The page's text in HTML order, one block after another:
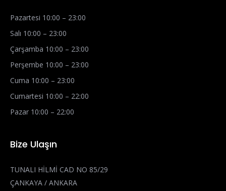
Pazartesi 10:00 – 23:00
Salı 10:00 – 23:00
Çarşamba 10:00 – 23:00
Perşembe 10:00 – 23:00
Cuma 10:00 – 23:00
Cumartesi 10:00 – 22:00
Pazar 10:00 – 22:00
Bize Ulaşın
TUNALI HİLMİ CAD NO 85/29
ÇANKAYA / ANKARA